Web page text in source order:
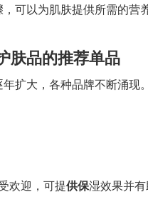
可以为肌肤提供所需的营
肤品的推荐单品
扩大，各种品牌不断涌现
欢迎，可提供保湿效果并有